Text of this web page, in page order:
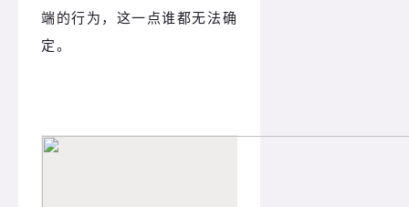
端的行为，这一点谁都无法确
定。